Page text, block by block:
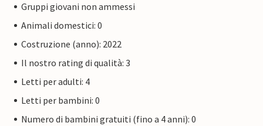
Gruppi giovani non ammessi
Animali domestici: 0
Costruzione (anno): 2022
Il nostro rating di qualità: 3
Letti per adulti: 4
Letti per bambini: 0
Numero di bambini gratuiti (fino a 4 anni): 0